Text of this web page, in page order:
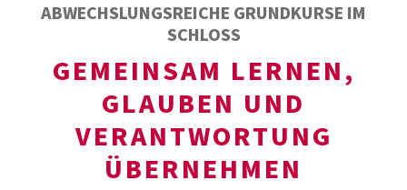
ABWECHSLUNGSREICHE GRUNDKURSE IM
SCHLOSS
GEMEINSAM LERNEN,
GLAUBEN UND
VERANTWORTUNG
ÜBERNEHMEN